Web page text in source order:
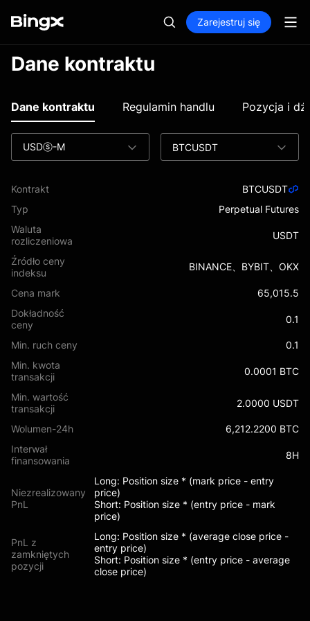
Zarejestruj się
Dane kontraktu
Dane kontraktu Regulamin handlu Pozycja i
USDⓢ-M BTCUSDT
Kontrakt
BTCUSDT
Typ
Perpetual Futures
Waluta
rozliczeniowa
USDT
Źródło ceny
indeksu
BINANCE、BYBIT、OKX
Cena mark
65,015.5
Dokładność
ceny
0.1
Min. ruch ceny
0.1
Min. kwota
transakcji
0.0001 BTC
Min. wartość
transakcji
2.0000 USDT
Wolumen-24h
6,212.2200 BTC
Interwał
finansowania
8H
Niezrealizowany
PnL
Long: Position size * (mark price - entry
price)
Short: Position size * (entry price - mark
price)
PnL z
zamkniętych
pozycji
Long: Position size * (average close price -
entry price)
Short: Position size * (entry price - average
close price)